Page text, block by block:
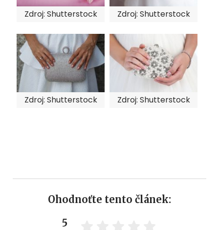
Zdroj: Shutterstock Zdroj: Shutterstock
Zdroj: Shutterstock Zdroj: Shutterstock
Ohodnoťte tento článek:
5